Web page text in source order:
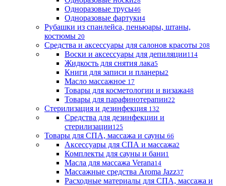
Одноразовые трусы46
Одноразовые фартуки4
Рубашки из спанлейса, пеньюары, штаны,
костюмы 20
Средства и аксессуары для салонов красоты 208
Воски и аксессуары для депиляции114
Жидкость для снятия лака5
Книги для записи и планеры2
Масло массажное 17
Товары для косметологии и визажа48
Товары для парафинотерапии22
Стерилизация и дезинфекция 132
Средства для дезинфекции и
стерилизации125
Товары для СПА, массажа и сауны 66
Аксессуары для СПА и массажа2
Комплекты для сауны и бани1
Масла для массажа Verana14
Массажные средства Aroma Jazz37
Расходные материалы для СПА, массажа и